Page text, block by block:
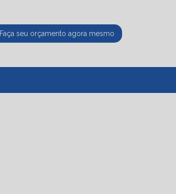
Faça seu orçamento agora mesmo